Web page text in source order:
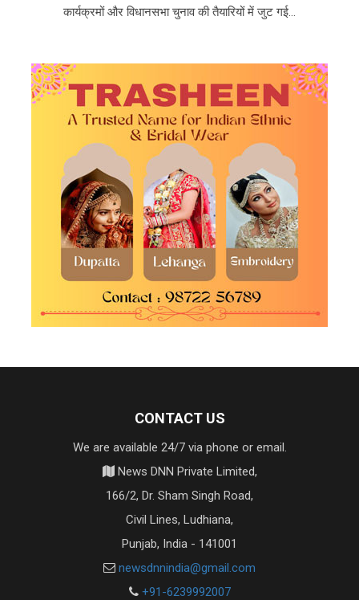
कार्यक्रमों और विधानसभा चुनाव की तैयारियों में जुट गई...
CONTACT US
We are available 24/7 via phone or email.
News DNN Private Limited,
166/2, Dr. Sham Singh Road,
Civil Lines, Ludhiana,
Punjab, India - 141001
newsdnnindia@gmail.com
+91-6239992007